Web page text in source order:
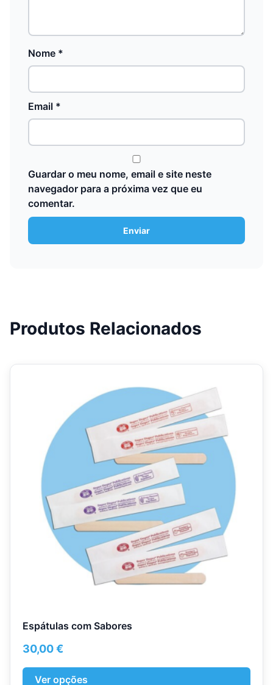
Nome *
Email *
Guardar o meu nome, email e site neste
navegador para a próxima vez que eu
comentar.
Produtos Relacionados
Espátulas com Sabores
30,00€
Ver opções
variants.
options
chosen
product